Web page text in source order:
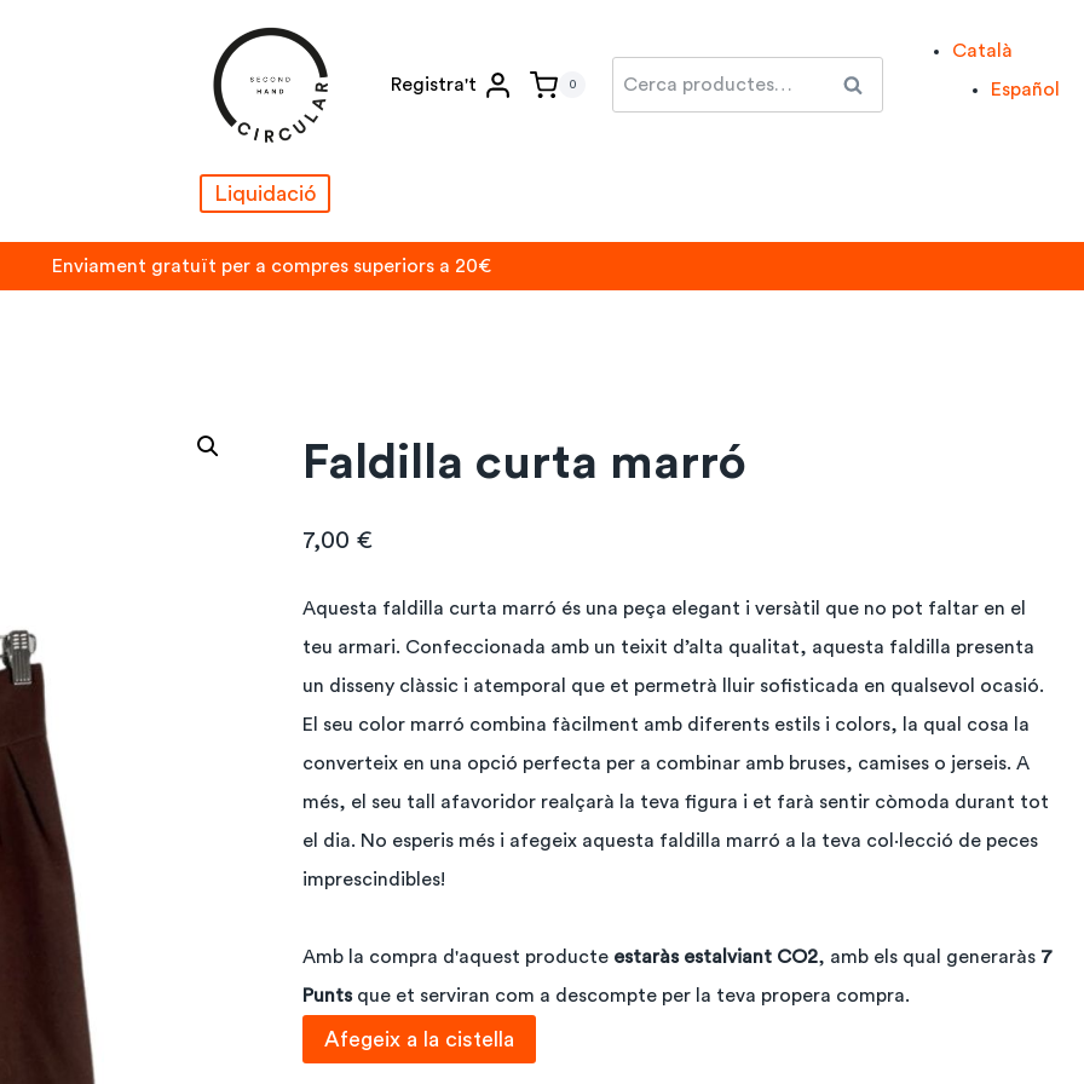
Registra't 0
Cerca: Cerca
Català
Español
Liquidació
Enviament gratuït per a compres superiors a 20€
Faldilla curta marró
7,00 €
Aquesta faldilla curta marró és una peça elegant i versàtil que no pot faltar en el
teu armari. Confeccionada amb un teixit d’alta qualitat, aquesta faldilla presenta
un disseny clàssic i atemporal que et permetrà lluir sofisticada en qualsevol ocasió.
El seu color marró combina fàcilment amb diferents estils i colors, la qual cosa la
converteix en una opció perfecta per a combinar amb bruses, camises o jerseis. A
més, el seu tall afavoridor realçarà la teva figura i et farà sentir còmoda durant tot
el dia. No esperis més i afegeix aquesta faldilla marró a la teva col·lecció de peces
imprescindibles!
Amb la compra d'aquest producte estaràs estalviant CO2, amb els qual generaràs 7
Punts que et serviran com a descompte per la teva propera compra.
quantitat
Afegeix a la cistella